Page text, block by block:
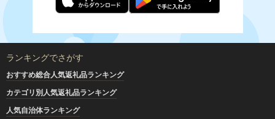
ランキングでさがす
おすすめ総合人気返礼品ランキング
カテゴリ別人気返礼品ランキング
人気自治体ランキング